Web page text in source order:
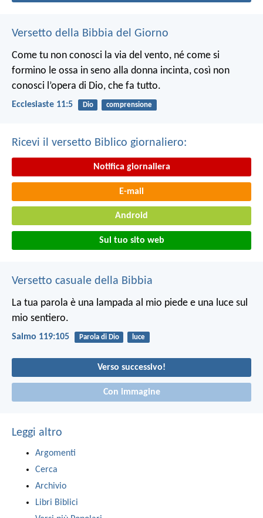
Versetto della Bibbia del Giorno
Come tu non conosci la via del vento, né come si
formino le ossa in seno alla donna incinta, così non
conosci l’opera di Dio, che fa tutto.
Ecclesiaste 11:5 Dio comprensione
Ricevi il versetto Biblico giornaliero:
Notifica giornaliera
E-mail
Android
Sul tuo sito web
Versetto casuale della Bibbia
La tua parola è una lampada al mio piede e una luce sul
mio sentiero.
Salmo 119:105 Parola di Dio luce
Verso successivo!
Con immagine
Leggi altro
Argomenti
Cerca
Archivio
Libri Biblici